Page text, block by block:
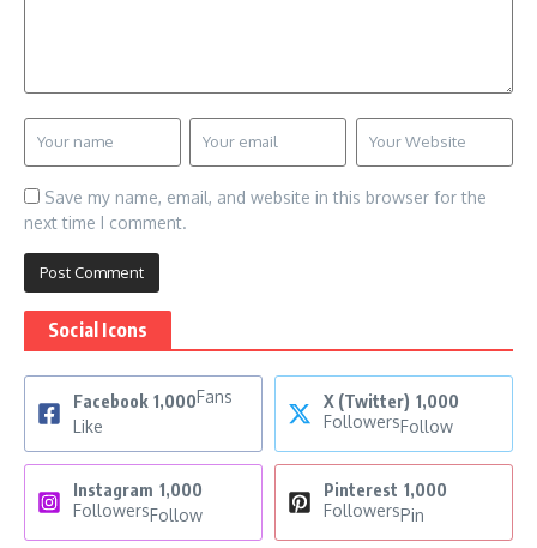
Save my name, email, and website in this browser for the
next time I comment.
Social Icons
Facebook 1,000Fans
Like
X (Twitter) 1,000
FollowersFollow
Instagram 1,000
FollowersFollow
Pinterest 1,000
FollowersPin